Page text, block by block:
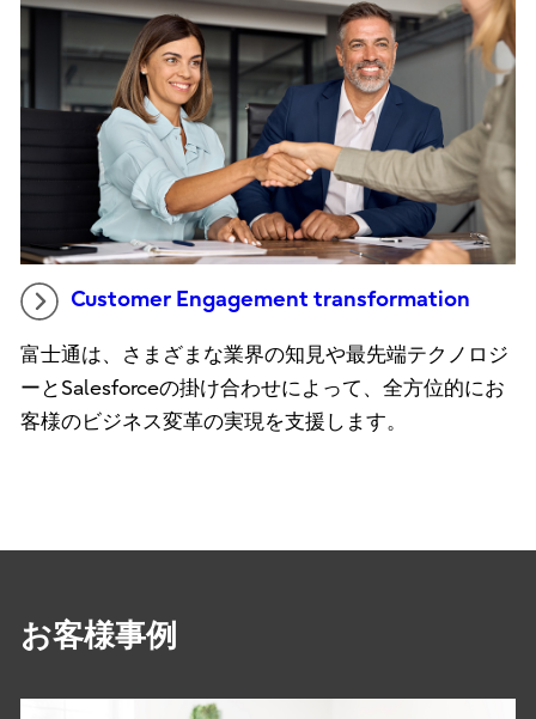
Customer Engagement transformation
富士通は、さまざまな業界の知見や最先端テクノロジ
ーとSalesforceの掛け合わせによって、全方位的にお
客様のビジネス変革の実現を支援します。
お客様事例